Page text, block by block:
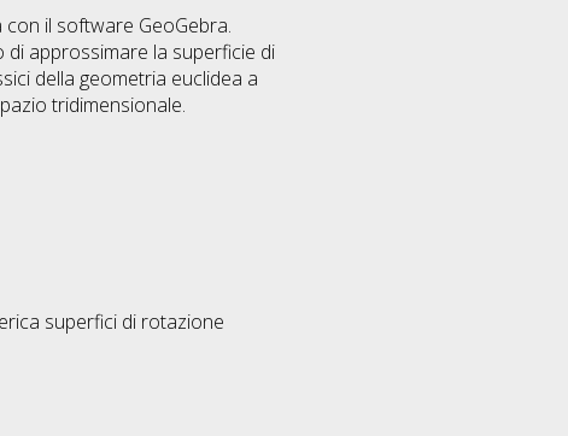
il software GeoGebra.
approssimare la superficie di
della geometria euclidea a
tridimensionale.
superfici di rotazione